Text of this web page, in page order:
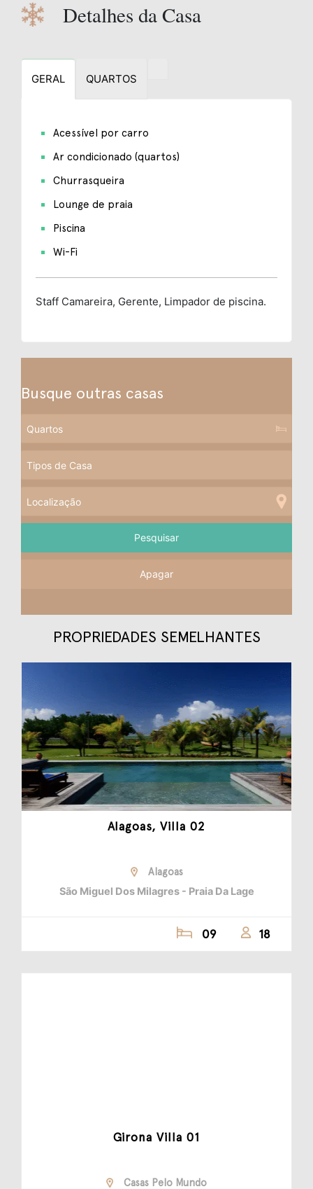
Detalhes da Casa
GERAL QUARTOS
Acessível por carro
Ar condicionado (quartos)
Churrasqueira
Lounge de praia
Piscina
Wi-Fi
Staff Camareira, Gerente, Limpador de piscina.
Busque outras casas
Apagar
PROPRIEDADES SEMELHANTES
Alagoas, Villa 02
Alagoas
São Miguel Dos Milagres - Praia Da Lage
09 18
Girona Villa 01
Casas Pelo Mundo